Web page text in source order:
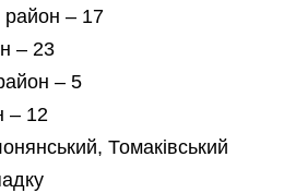
район – 17
– 23
– 5
– 12
Томаківський